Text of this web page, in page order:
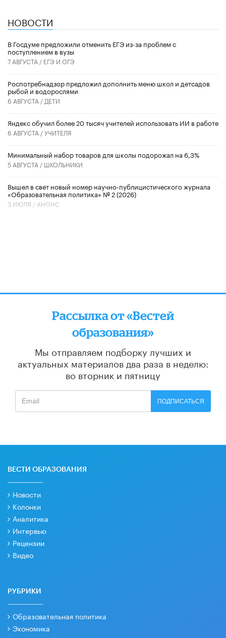
НОВОСТИ
В Госдуме предложили отменить ЕГЭ из-за проблем с
поступлением в вузы
7 АВГУСТА / ЕГЭ И ОГЭ
Роспотребнадзор предложил дополнить меню школ и детсадов
рыбой и водорослями
6 АВГУСТА / ДЕТИ
​Яндекс обучил более 20 тысяч учителей использовать ИИ в работе
6 АВГУСТА /УЧИТЕЛЯ
Минимальный набор товаров для школы подорожал на 6,3%
5 АВГУСТА / ШКОЛЬНИКИ
Вышел в свет новый номер научно-публицистического журнала
«Образовательная политика» № 2 (2026)
3 ИЮЛЯ / АНОНС
Рассылка от «Вестей
образования»
Мы отправляем подборку лучших и
актуальных материалов два раза в неделю:
во вторник и пятницу
ПОДПИСАТЬСЯ
ВЕСТИ ОБРАЗОВАНИЯ
Новости
Колонки
Аналитика
Интервью
Рецензии
Видео
РУБРИКИ
Образовательная политика
Экономика